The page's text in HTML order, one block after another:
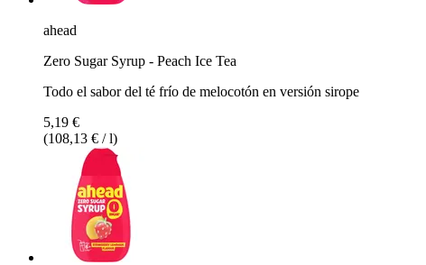
ahead
Zero Sugar Syrup - Peach Ice Tea
Todo el sabor del té frío de melocotón en versión sirope
5,19 €
(108,13 € / l)